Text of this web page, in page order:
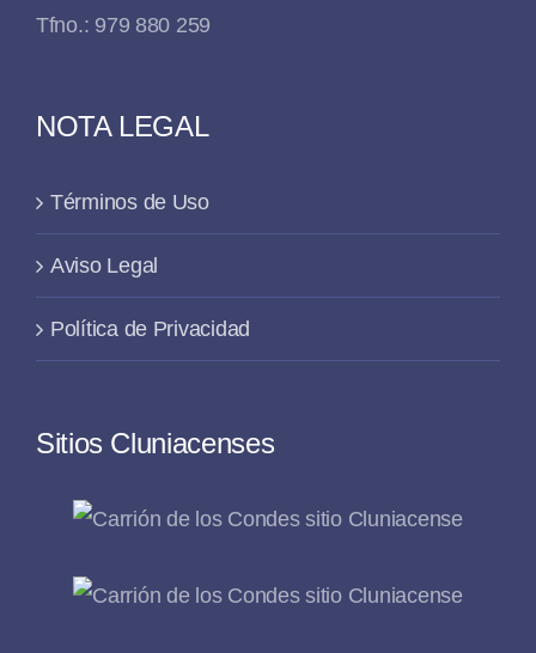
Tfno.: 979 880 259
NOTA LEGAL
Términos de Uso
Aviso Legal
Política de Privacidad
Sitios Cluniacenses